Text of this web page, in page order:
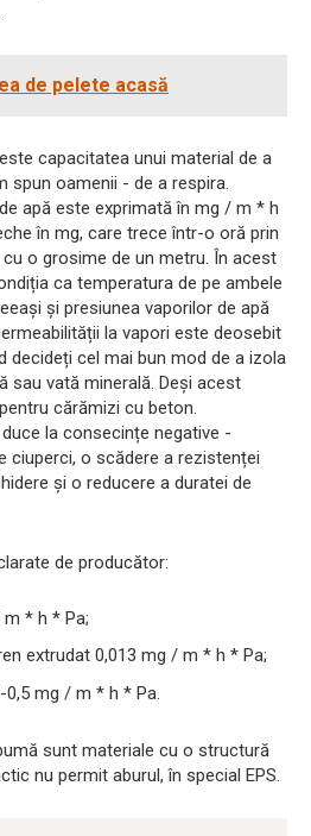
de pelete acasă
capacitatea unui material de a
spun oamenii - de a respira.
apă este exprimată în mg / m * h
în mg, care trece într-o oră prin
o grosime de un metru. În acest
ca temperatura de pe ambele
și presiunea vaporilor de apă
la vapori este deosebit
decideți cel mai bun mod de a izola
sau vată minerală. Deși acest
cărămizi cu beton.
la consecințe negative -
ciuperci, o scădere a rezistenței
și o reducere a duratei de
de producător:
* h * Pa;
extrudat 0,013 mg / m * h * Pa;
mg / m * h * Pa.
sunt materiale cu o structură
nu permit aburul, în special EPS.